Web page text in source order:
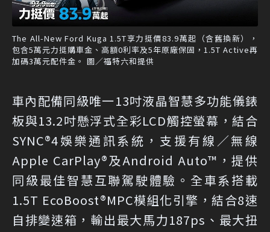
The All-New Ford Kuga 1.5T享力挺價83.9萬起（含舊換新），
包含5萬元力挺購車金、高額0利率及5年原廠保固，1.5T Active再
加碼3萬元配件金。 圖／福特六和提供
車內配備同級唯一13吋液晶智慧多功能儀錶
板與13.2吋懸浮式全彩LCD觸控螢幕，結合
SYNC®4娛樂通訊系統，支援有線／無線
Apple CarPlay®及Android Auto™，提供
同級最佳智慧互聯駕駛體驗。全車系搭載
1.5T EcoBoost®MPC模組化引擎，結合8速
自排變速箱，輸出最大馬力187ps、最大扭